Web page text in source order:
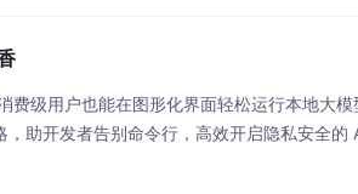
级用户也能在图形化界面轻松运行本地大
助开发者告别命令行，高效开启隐私安全的